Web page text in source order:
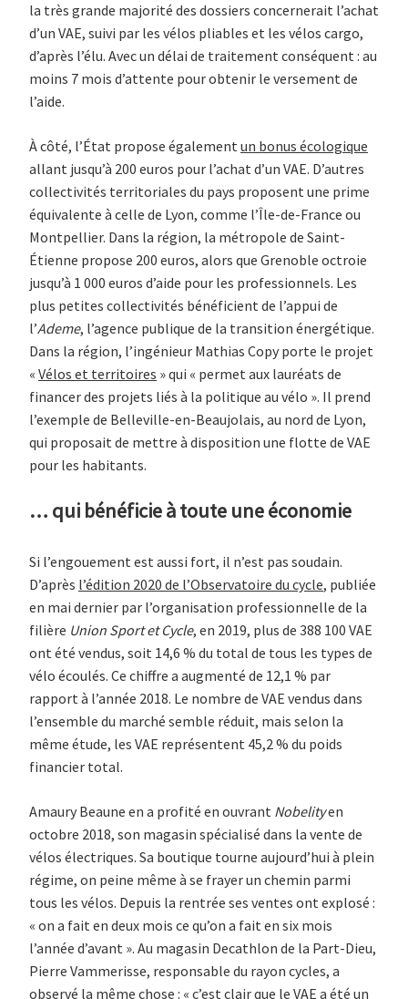
la très grande majorité des dossiers concernerait l’achat
d’un VAE, suivi par les vélos pliables et les vélos cargo,
d’après l’élu. Avec un délai de traitement conséquent : au
moins 7 mois d’attente pour obtenir le versement de
l’aide.
À côté, l’État propose égalementun bonus écologique
allant jusqu’à 200 euros pour l’achat d’un VAE. D’autres
collectivités territoriales du pays proposent une prime
équivalente à celle de Lyon, comme l’Île-de-France ou
Montpellier. Dans la région, la métropole de Saint-
Étienne propose 200 euros, alors que Grenoble octroie
jusqu’à 1 000 euros d’aide pour les professionnels. Les
plus petites collectivités bénéficient de l’appui de
l’Ademe, l’agence publique de la transition énergétique.
Dans la région, l’ingénieur Mathias Copy porte le projet
« Vélos et territoires » qui « permet aux lauréats de
financer des projets liés à la politique au vélo ». Il prend
l’exemple de Belleville-en-Beaujolais, au nord de Lyon,
qui proposait de mettre à disposition une flotte de VAE
pour les habitants.
… qui bénéficie à toute une économie
Si l’engouement est aussi fort, il n’est pas soudain.
D’après l’édition 2020 de l’Observatoire du cycle, publiée
en mai dernier par l’organisation professionnelle de la
filière Union Sport et Cycle, en 2019, plus de 388 100 VAE
ont été vendus, soit 14,6 % du total de tous les types de
vélo écoulés. Ce chiffre a augmenté de 12,1 % par
rapport à l’année 2018. Le nombre de VAE vendus dans
l’ensemble du marché semble réduit, mais selon la
même étude, les VAE représentent 45,2 % du poids
financier total.
Amaury Beaune en a profité en ouvrant Nobelityen
octobre 2018, son magasin spécialisé dans la vente de
vélos électriques. Sa boutique tourne aujourd’hui à plein
régime, on peine même à se frayer un chemin parmi
tous les vélos. Depuis la rentrée ses ventes ont explosé :
« on a fait en deux mois ce qu’on a fait en six mois
l’année d’avant ». Au magasin Decathlon de la Part-Dieu,
Pierre Vammerisse, responsable du rayon cycles, a
observé la même chose : « c’est clair que le VAE a été un